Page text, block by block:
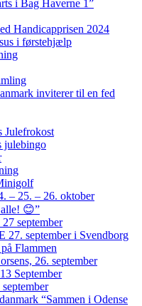
i Bag Haverne 1”
Handicapprisen 2024
i førstehjælp
inviterer til en fed
Julefrokost
julebingo
– 25. – 26. oktober
😊”
september
september i Svendborg
Flammen
26. september
September
“Sammen i Odense